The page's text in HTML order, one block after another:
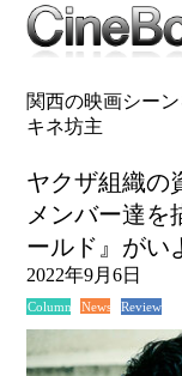
関西の映画シー
キネ坊主
ヤクザ組織の
メンバー達を
ールド』がい
2022年9月6日
Column News Review